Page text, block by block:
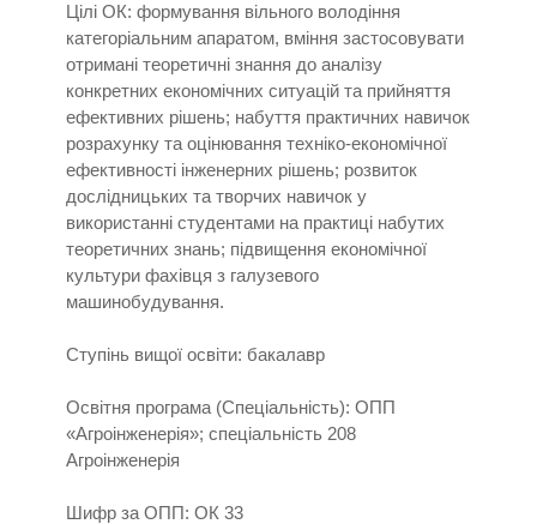
Цілі ОК: формування вільного володіння
категоріальним апаратом, вміння застосовувати
отримані теоретичні знання до аналізу
конкретних економічних ситуацій та прийняття
ефективних рішень; набуття практичних навичок
розрахунку та оцінювання техніко-економічної
ефективності інженерних рішень; розвиток
дослідницьких та творчих навичок у
використанні студентами на практиці набутих
теоретичних знань; підвищення економічної
культури фахівця з галузевого
машинобудування.
Ступінь вищої освіти: бакалавр
Освітня програма (Спеціальність): ОПП
«Агроінженерія»; спеціальність 208
Агроінженерія
Шифр за ОПП: ОК 33